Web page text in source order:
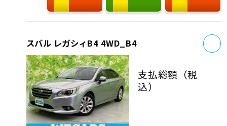
スバル レガシィB4 4WD_B4
支払総額 （税
込）